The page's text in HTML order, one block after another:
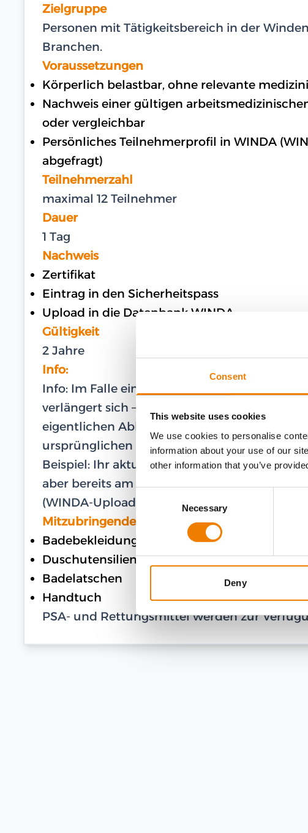
Consent
This website uses cookies
We use cookies to personalise
information about your use of our
other information that you’ve
Necessary
Deny
Zielgruppe
Personen mit Tätigkeitsbereich in der
Branchen.
Voraussetzungen
Körperlich belastbar, ohne relevante
Nachweis einer gültigen
oder vergleichbar
Persönliches Teilnehmerprofil in WINDA
abgefragt)
Teilnehmerzahl
maximal 12 Teilnehmer
Dauer
1 Tag
Nachweis
Zertifikat
Eintrag in den Sicherheitspass
Upload in die Datenbank WINDA
Gültigkeit
2 Jahre
Info:
Info: Im Falle eines gültigen WINDA-Uploads
verlängert sich – im Falle einer Teilnahme
eigentlichen Ablaufdatum – die Gültigkeit
ursprünglichen Ablaufdatum.
Beispiel: Ihr aktuelles und gültiges Zertifikat
aber bereits am 27.02.2024 am Training teil,
(WINDA-Upload) bis zum 16.03.2026.
Mitzubringende Ausrüstung
Badebekleidung
Duschutensilien
Badelatschen
Handtuch
PSA- und Rettungsmittel werden zur